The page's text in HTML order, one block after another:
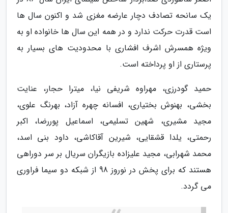
یک سانحه تصادف دچار عارضه مغزی شد و اکنون سال ها
است قدرت حرکت ندارد و در همه این سال ها خانواده او به
ویژه همسرش اشرف افشاری با محدودیت های بسیار به
پرستاری از او پرداخته است.
حمید گودرزی، مهراوه شریفی نیا، میترا حجار، عنایت
بخشی، بهنوش بختیاری، افسانه چهره آزاد، بهرنگ علوی،
مجید مشیری، شهین تسلیمی، اسماعیل پوررضا، اکبر
رحمتی، یلدا قشقایی، شیرین آقاکاشی، داود بنی اسد،
محمد شهرابی، مجید علیزاده بازیگران سریال بر سر دوراهی
هستند که برای پخش در نوروز 98 از شبکه دو سیما فراوری
می گردد.